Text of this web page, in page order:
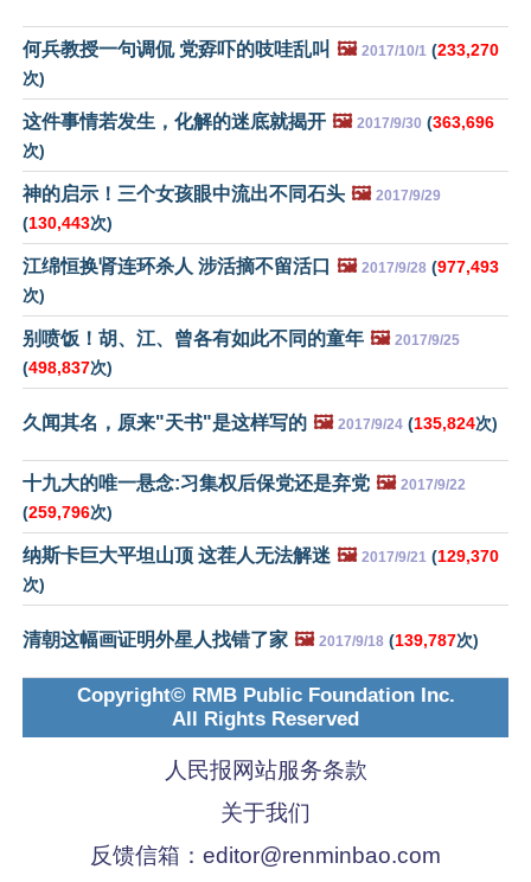
何兵教授一句调侃 党孬吓的吱哇乱叫 🖼️ 2017/10/1 (233,270
次)
这件事情若发生，化解的迷底就揭开 🖼️ 2017/9/30 (363,696
次)
神的启示！三个女孩眼中流出不同石头 🖼️ 2017/9/29
(130,443次)
江绵恒换肾连环杀人 涉活摘不留活口 🖼️ 2017/9/28 (977,493
次)
别喷饭！胡、江、曾各有如此不同的童年 🖼️ 2017/9/25
(498,837次)
久闻其名，原来"天书"是这样写的 🖼️ 2017/9/24 (135,824次)
十九大的唯一悬念:习集权后保党还是弃党 🖼️ 2017/9/22
(259,796次)
纳斯卡巨大平坦山顶 这茬人无法解迷 🖼️ 2017/9/21 (129,370
次)
清朝这幅画证明外星人找错了家 🖼️ 2017/9/18 (139,787次)
Copyright© RMB Public Foundation Inc.
All Rights Reserved
人民报网站服务条款
关于我们
反馈信箱： editor@renminbao.com